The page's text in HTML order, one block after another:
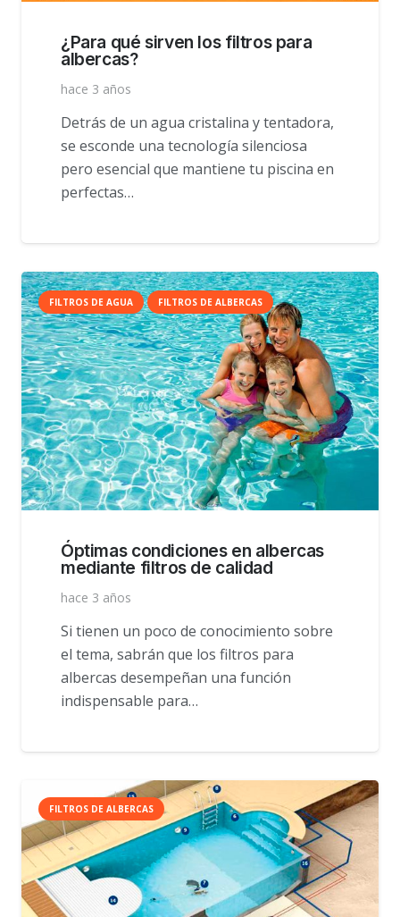
¿Para qué sirven los filtros para
albercas?
hace 3 años
Detrás de un agua cristalina y tentadora,
se esconde una tecnología silenciosa
pero esencial que mantiene tu piscina en
perfectas…
FILTROS DE AGUA FILTROS DE ALBERCAS
Óptimas condiciones en albercas
mediante filtros de calidad
hace 3 años
Si tienen un poco de conocimiento sobre
el tema, sabrán que los filtros para
albercas desempeñan una función
indispensable para…
FILTROS DE ALBERCAS